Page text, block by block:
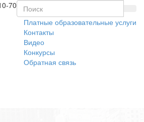
70
Платные образовательные услуги
Контакты
Видео
Конкурсы
Обратная связь